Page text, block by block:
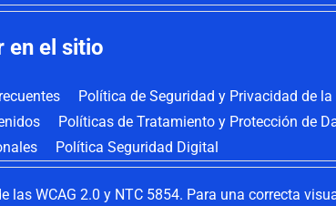
en el sitio
Política de Seguridad y Privacidad de
Políticas de Tratamiento y Protección de
Política Seguridad Digital
las WCAG 2.0 y NTC 5854. Para una correcta